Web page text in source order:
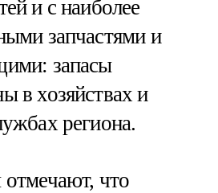
и с наиболее
запчастями и
запасы
в хозяйствах и
региона.
что